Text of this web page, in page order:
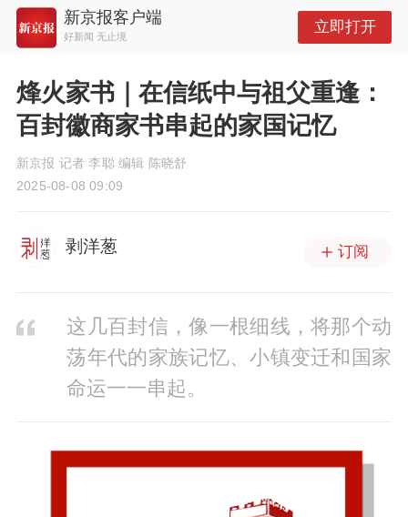
新京报客户端
好新闻 无止境
立即打开
烽火家书｜在信纸中与祖父重逢：
百封徽商家书串起的家国记忆
新京报 记者 李聪 编辑 陈晓舒
2025-08-08 09:09
剥洋葱 订阅
这几百封信，像一根细线，将那个动
荡年代的家族记忆、小镇变迁和国家
命运一一串起。